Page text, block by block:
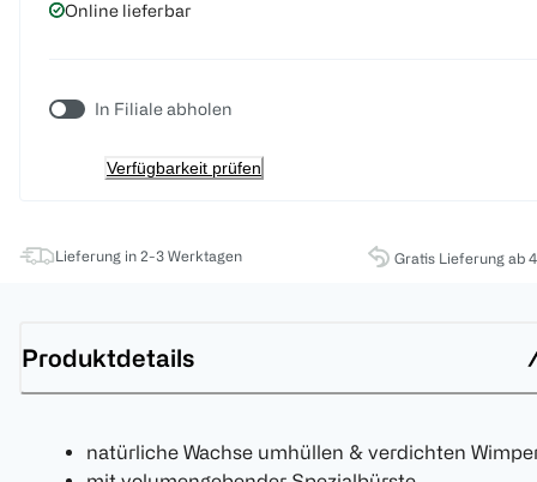
Online lieferbar
In Filiale abholen
Verfügbarkeit prüfen
Lieferung in 2-3 Werktagen Gratis Lieferung ab
Produktdetails
natürliche Wachse umhüllen & verdichten